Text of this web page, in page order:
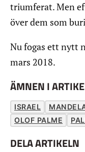
triumferat. Men
över dem som
Nu fogas ett nytt
mars 2018.
ÄMNEN I
ISRAEL
OLOF PALME
DELA ARTIKELN